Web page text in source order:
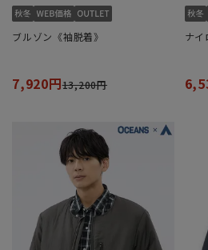
ブルゾン《袖脱着》
7,920円13,200円
ナイ